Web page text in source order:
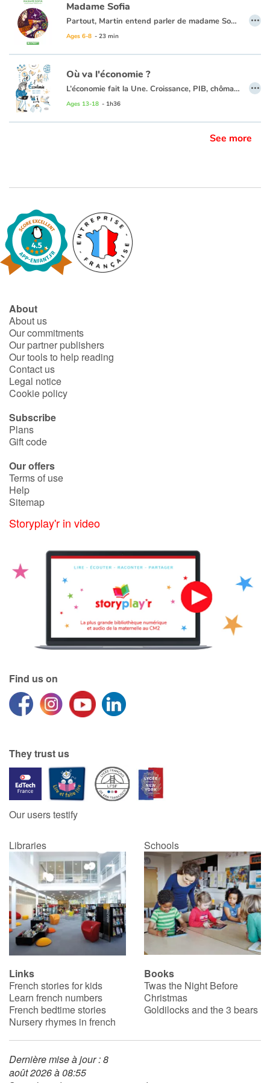
Madame Sofia
Partout, Martin entend parler de madame Sofia… Elle a retrouvé un singe échappé du zoo, connaissait le sexe du bébé de la voisine et prédit même les notes de sa copine Mathilde ! Dubitatif, Martin va chercher à démêler le vrai du faux !
Ages 6-8 - 23 min
…
Où va l'économie ?
L’économie fait la Une. Croissance, PIB, chômage, mondialisation.... Derrière ces mots se trouvent des réalités très concrètes avec des conséquences directes sur nos vies. Comprendre le fonctionnement de l’économie, se poser des questions sur la croissance (est-elle nécessaire ?), la consommation (ai-je besoin de tout acheter ?), le travail (quel métier ferai-je plus tard ?), les impacts
Ages 13-18 - 1h36
…
See more
About
About us
Our commitments
Our partner publishers
Our tools to help reading
Contact us
Legal notice
Cookie policy
Subscribe
Plans
Gift code
Our offers
Terms of use
Help
Sitemap
Storyplay'r in video
Find us on
They trust us
Our users testify
Libraries Schools
Links
French stories for kids
Learn french numbers
French bedtime stories
Nursery rhymes in french
Books
Twas the Night Before
Christmas
Goldilocks and the 3 bears
Dernière mise à jour : 8
août 2026 à 08:55